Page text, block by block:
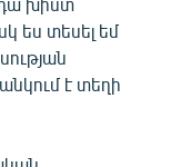
ես տեսել եմ
է տեղի